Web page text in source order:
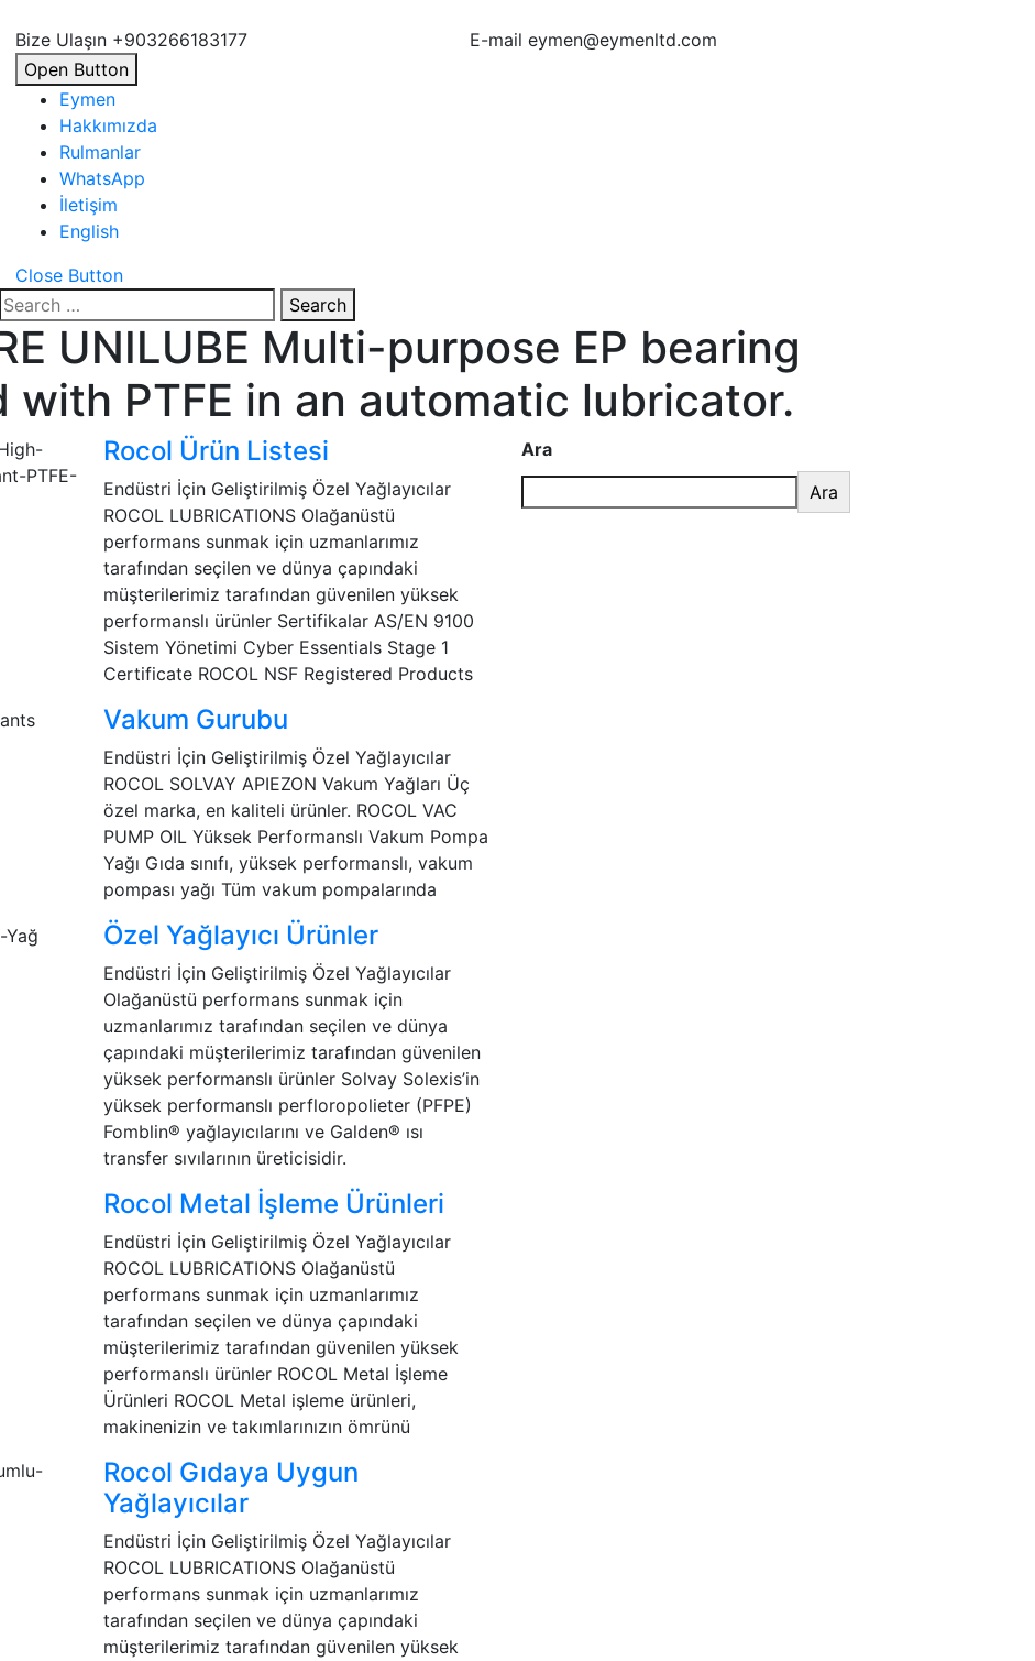
Bize Ulaşın +903266183177 E-mail eymen@eymenltd.com
Open Button
Eymen
Hakkımızda
Rulmanlar
WhatsApp
İletişim
English
Close Button
Search
UNILUBE Multi-purpose EP bearing
PTFE in an automatic lubricator.
Rocol Ürün Listesi
Endüstri İçin Geliştirilmiş Özel Yağlayıcılar
ROCOL LUBRICATIONS Olağanüstü
performans sunmak için uzmanlarımız
tarafından seçilen ve dünya çapındaki
müşterilerimiz tarafından güvenilen yüksek
performanslı ürünler Sertifikalar AS/EN 9100
Sistem Yönetimi Cyber Essentials Stage 1
Certificate ROCOL NSF Registered Products
Vakum Gurubu
Endüstri İçin Geliştirilmiş Özel Yağlayıcılar
ROCOL SOLVAY APIEZON Vakum Yağları Üç
özel marka, en kaliteli ürünler. ROCOL VAC
PUMP OIL Yüksek Performanslı Vakum Pompa
Yağı Gıda sınıfı, yüksek performanslı, vakum
pompası yağı Tüm vakum pompalarında
Özel Yağlayıcı Ürünler
Endüstri İçin Geliştirilmiş Özel Yağlayıcılar
Olağanüstü performans sunmak için
uzmanlarımız tarafından seçilen ve dünya
çapındaki müşterilerimiz tarafından güvenilen
yüksek performanslı ürünler Solvay Solexis’in
yüksek performanslı perfloropolieter (PFPE)
Fomblin® yağlayıcılarını ve Galden® ısı
transfer sıvılarının üreticisidir.
Rocol Metal İşleme Ürünleri
Endüstri İçin Geliştirilmiş Özel Yağlayıcılar
ROCOL LUBRICATIONS Olağanüstü
performans sunmak için uzmanlarımız
tarafından seçilen ve dünya çapındaki
müşterilerimiz tarafından güvenilen yüksek
performanslı ürünler ROCOL Metal İşleme
Ürünleri ROCOL Metal işleme ürünleri,
makinenizin ve takımlarınızın ömrünü
Rocol Gıdaya Uygun
Yağlayıcılar
Endüstri İçin Geliştirilmiş Özel Yağlayıcılar
ROCOL LUBRICATIONS Olağanüstü
performans sunmak için uzmanlarımız
tarafından seçilen ve dünya çapındaki
müşterilerimiz tarafından güvenilen yüksek
Ara
Ara